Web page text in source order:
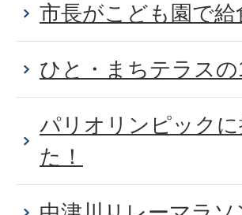
市長がこども園で
ひと・まちテラス
パリオリンピック
た！